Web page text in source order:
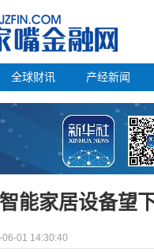
全球财讯 产经新闻
能家居设备望
01 14:30:40